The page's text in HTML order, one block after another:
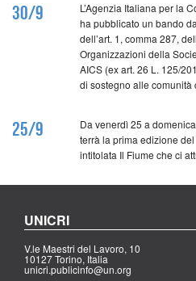
30/9
L’Agenzia Italiana per la
ha pubblicato un bando
dell’art. 1, comma 287,
Organizzazioni della
AICS (ex art. 26 L. 125/
di sostegno alle
25/9
Da venerdì 25 a
terrà la prima edizione
intitolata Il Fiume che ci
UNICRI
V.le Maestri del Lavoro, 10
10127 Torino, Italia
unicri.publicinfo@un.org